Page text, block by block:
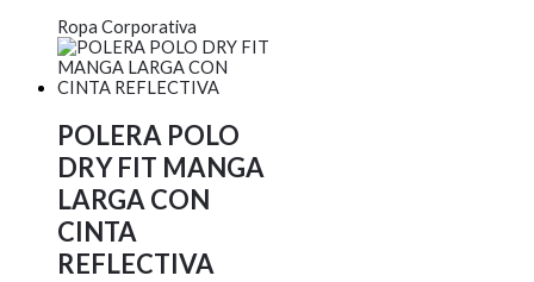
Ropa Corporativa
POLERA POLO
DRY FIT MANGA
LARGA CON
CINTA
REFLECTIVA